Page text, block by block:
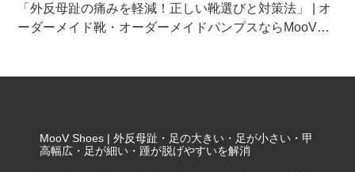
「外反母趾の痛みを軽減！正しい靴選びと対策法」 | オ
ーダーメイド靴・オーダーメイドパンプスならMooV
MooV Shoes | 外反母趾・足の大きい・足が小さい・甲
高幅広・足が細い・踵が脱げやすいを解消